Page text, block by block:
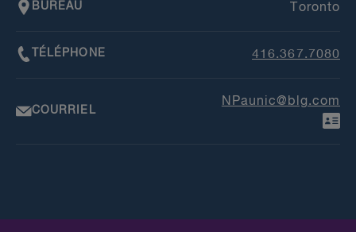
BUREAU Toronto
TÉLÉPHONE 416.367.7080
COURRIEL
NPaunic@blg.com